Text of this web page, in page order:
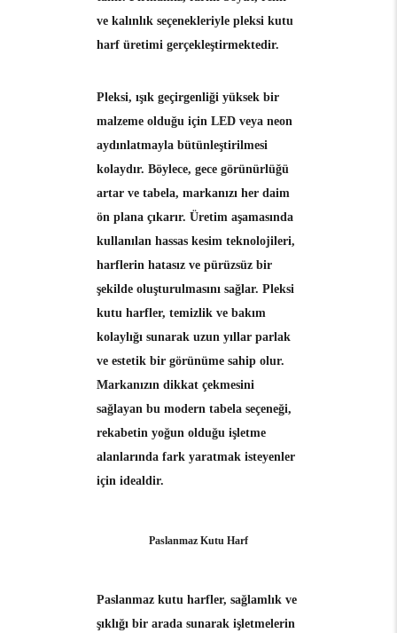
ve kalınlık seçenekleriyle pleksi kutu
harf üretimi gerçekleştirmektedir.
Pleksi, ışık geçirgenliği yüksek bir
malzeme olduğu için LED veya neon
aydınlatmayla bütünleştirilmesi
kolaydır. Böylece, gece görünürlüğü
artar ve tabela, markanızı her daim
ön plana çıkarır. Üretim aşamasında
kullanılan hassas kesim teknolojileri,
harflerin hatasız ve pürüzsüz bir
şekilde oluşturulmasını sağlar. Pleksi
kutu harfler, temizlik ve bakım
kolaylığı sunarak uzun yıllar parlak
ve estetik bir görünüme sahip olur.
Markanızın dikkat çekmesini
sağlayan bu modern tabela seçeneği,
rekabetin yoğun olduğu işletme
alanlarında fark yaratmak isteyenler
için idealdir.
Paslanmaz Kutu Harf
Paslanmaz kutu harfler, sağlamlık ve
şıklığı bir arada sunarak işletmelerin